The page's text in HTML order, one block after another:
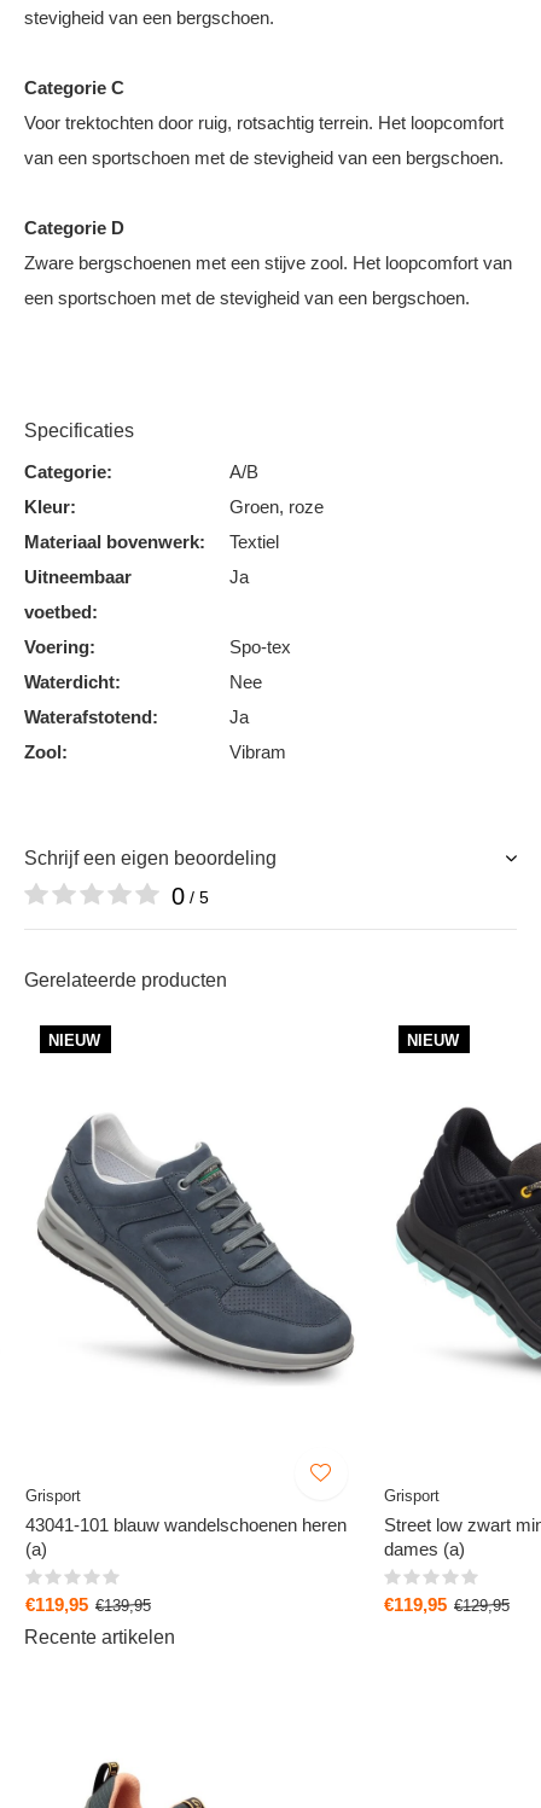
stevigheid van een bergschoen.
Categorie C
Voor trektochten door ruig, rotsachtig terrein. Het loopcomfort
van een sportschoen met de stevigheid van een bergschoen.
Categorie D
Zware bergschoenen met een stijve zool. Het loopcomfort van
een sportschoen met de stevigheid van een bergschoen.
Specificaties
Categorie:
A/B
Kleur:
Groen, roze
Materiaal bovenwerk:
Textiel
Uitneembaar
voetbed:
Ja
Voering:
Spo-tex
Waterdicht:
Nee
Waterafstotend:
Ja
Zool:
Vibram
Schrijf een eigen beoordeling
0 / 5
Gerelateerde producten
NIEUW
Grisport
43041-101 blauw wandelschoenen heren
(a)
€119,95 €139,95
NIEUW
Grisport
Street low zwart
dames (a)
€119,95 €129,95
Recente artikelen